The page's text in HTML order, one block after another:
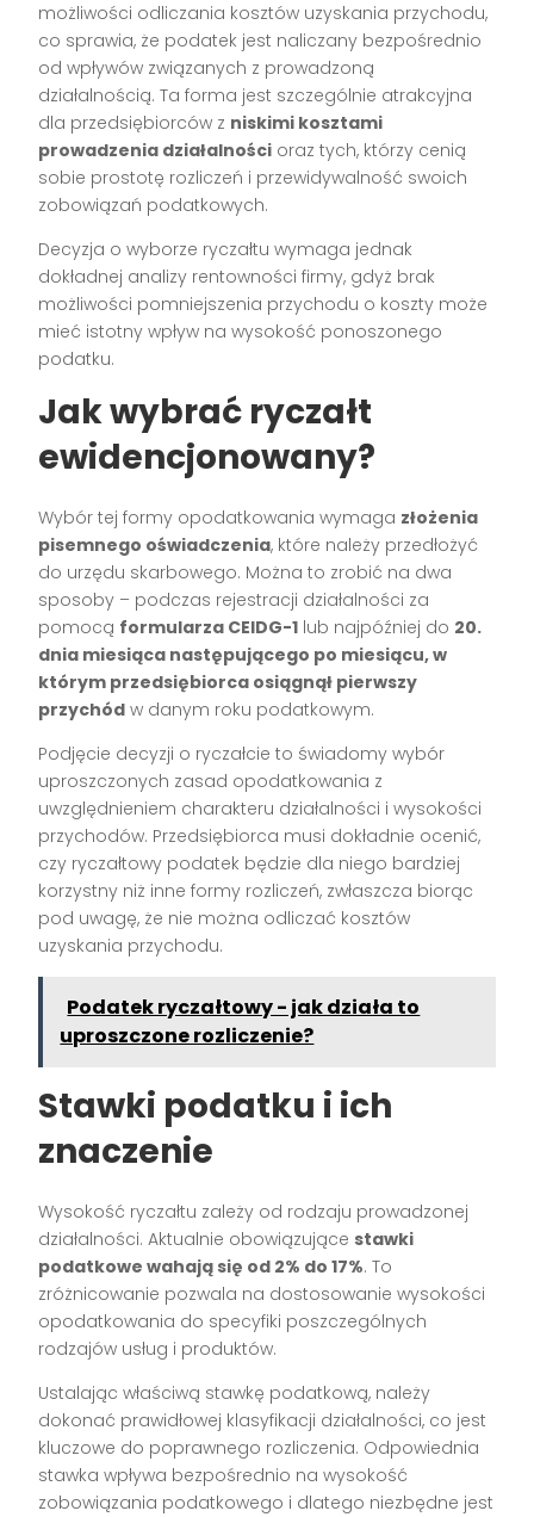
możliwości odliczania kosztów uzyskania przychodu,
co sprawia, że podatek jest naliczany bezpośrednio
od wpływów związanych z prowadzoną
działalnością. Ta forma jest szczególnie atrakcyjna
dla przedsiębiorców z niskimi kosztami
prowadzenia działalności oraz tych, którzy cenią
sobie prostotę rozliczeń i przewidywalność swoich
zobowiązań podatkowych.
Decyzja o wyborze ryczałtu wymaga jednak
dokładnej analizy rentowności firmy, gdyż brak
możliwości pomniejszenia przychodu o koszty może
mieć istotny wpływ na wysokość ponoszonego
podatku.
Jak wybrać ryczałt
ewidencjonowany?
Wybór tej formy opodatkowania wymaga złożenia
pisemnego oświadczenia, które należy przedłożyć
do urzędu skarbowego. Można to zrobić na dwa
sposoby – podczas rejestracji działalności za
pomocą formularza CEIDG-1 lub najpóźniej do 20.
dnia miesiąca następującego po miesiącu, w
którym przedsiębiorca osiągnął pierwszy
przychód w danym roku podatkowym.
Podjęcie decyzji o ryczałcie to świadomy wybór
uproszczonych zasad opodatkowania z
uwzględnieniem charakteru działalności i wysokości
przychodów. Przedsiębiorca musi dokładnie ocenić,
czy ryczałtowy podatek będzie dla niego bardziej
korzystny niż inne formy rozliczeń, zwłaszcza biorąc
pod uwagę, że nie można odliczać kosztów
uzyskania przychodu.
Podatek ryczałtowy - jak działa to
uproszczone rozliczenie?
Stawki podatku i ich
znaczenie
Wysokość ryczałtu zależy od rodzaju prowadzonej
działalności. Aktualnie obowiązujące stawki
podatkowe wahają się od 2% do 17%. To
zróżnicowanie pozwala na dostosowanie wysokości
opodatkowania do specyfiki poszczególnych
rodzajów usług i produktów.
Ustalając właściwą stawkę podatkową, należy
dokonać prawidłowej klasyfikacji działalności, co jest
kluczowe do poprawnego rozliczenia. Odpowiednia
stawka wpływa bezpośrednio na wysokość
zobowiązania podatkowego i dlatego niezbędne jest